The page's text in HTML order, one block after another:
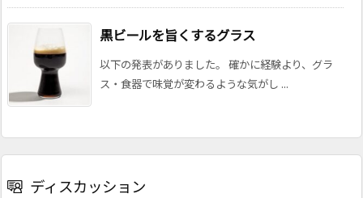
黒ビールを旨くするグラス
以下の発表がありました。 確かに経験より、グラ
ス・食器で味覚が変わるような気がし ...
ディスカッション